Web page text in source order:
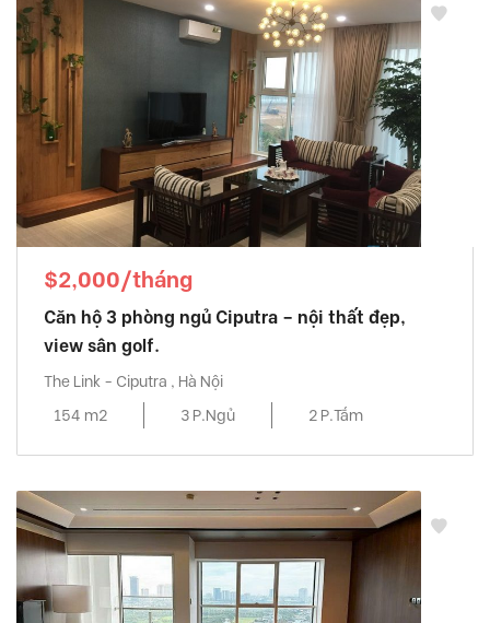
$2,000/tháng
Căn hộ 3 phòng ngủ Ciputra – nội thất đẹp,
view sân golf.
The Link - Ciputra , Hà Nội
154 m2
3 P.Ngủ 2 P.Tắm